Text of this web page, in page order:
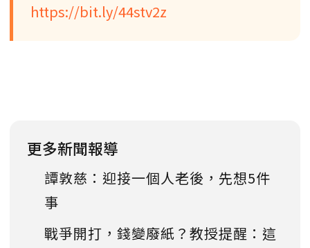
https://bit.ly/44stv2z
更多新聞報導
譚敦慈：迎接一個人老後，先想5件
事
戰爭開打，錢變廢紙？教授提醒：這